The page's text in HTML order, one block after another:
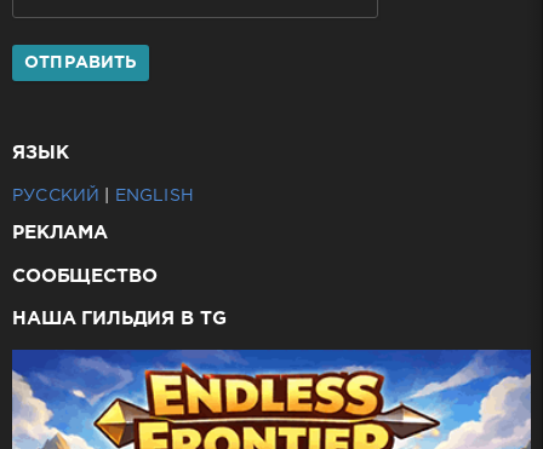
ОТПРАВИТЬ
ЯЗЫК
РУССКИЙ ENGLISH
РЕКЛАМА
СООБЩЕСТВО
НАША ГИЛЬДИЯ В TG